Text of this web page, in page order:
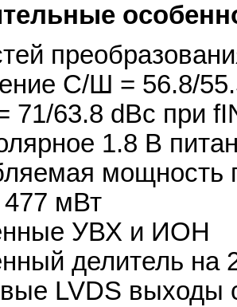
С/Ш = 56.8/
71/63.8 dBc при
1.8 В
мощность
мВт
УВХ и ИОН
делитель на
LVDS выходы